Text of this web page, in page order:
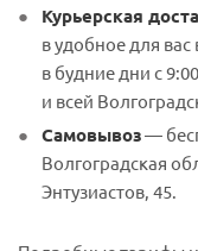
Курьерская
в удобное для
в будние дни с
и всей
Самовывоз—
Волгоградская
Энтузиастов, 45.